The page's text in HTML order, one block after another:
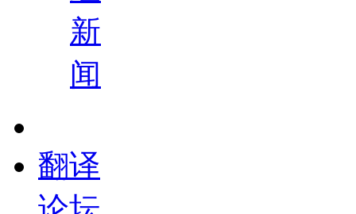
新
闻
翻译